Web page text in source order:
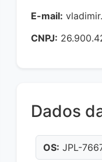
E-mail:
CNPJ:
Dados
OS: JPL-